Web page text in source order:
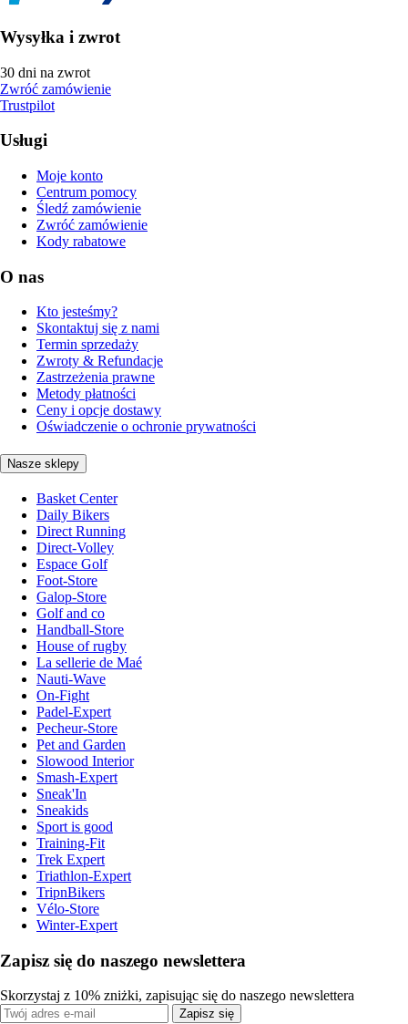
Wysyłka i zwrot
30 dni na zwrot
Zwróć zamówienie
Trustpilot
Usługi
Moje konto
Centrum pomocy
Śledź zamówienie
Zwróć zamówienie
Kody rabatowe
O nas
Kto jesteśmy?
Skontaktuj się z nami
Termin sprzedaży
Zwroty & Refundacje
Zastrzeżenia prawne
Metody płatności
Ceny i opcje dostawy
Oświadczenie o ochronie prywatności
Nasze sklepy
Basket Center
Daily Bikers
Direct Running
Direct-Volley
Espace Golf
Foot-Store
Galop-Store
Golf and co
Handball-Store
House of rugby
La sellerie de Maé
Nauti-Wave
On-Fight
Padel-Expert
Pecheur-Store
Pet and Garden
Slowood Interior
Smash-Expert
Sneak'In
Sneakids
Sport is good
Training-Fit
Trek Expert
Triathlon-Expert
TripnBikers
Vélo-Store
Winter-Expert
Zapisz się do naszego newslettera
Skorzystaj z 10% zniżki, zapisując się do naszego newslettera
Zapisz się